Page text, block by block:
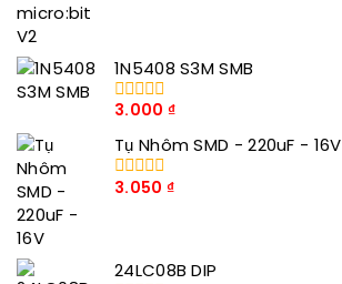
1N5408 S3M SMB
0
số
5
3.000 ₫
Tụ Nhôm SMD - 220uF - 16V
0
3.050 ₫
24LC08B DIP